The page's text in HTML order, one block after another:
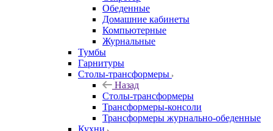
Обеденные
Домашние кабинеты
Компьютерные
Журнальные
Тумбы
Гарнитуры
Столы-трансформеры
Назад
Столы-трансформеры
Трансформеры-консоли
Трансформеры журнально-обеденные
Кухни